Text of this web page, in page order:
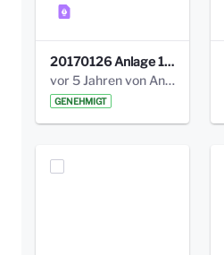
20170126 Anlage 1_Kinderbeteiligung_Olga_Areal_Auswertung.pdf
vor 5 Jahren von Anni Schlumberger
GENEHMIGT